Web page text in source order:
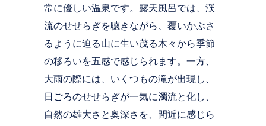
常に優しい温泉です。露天風呂では、渓
流のせせらぎを聴きながら、覆いかぶさ
るように迫る山に生い茂る木々から季節
の移ろいを五感で感じられます。一方、
大雨の際には、いくつもの滝が出現し、
日ごろのせせらぎが一気に濁流と化し、
自然の雄大さと奥深さを、間近に感じら